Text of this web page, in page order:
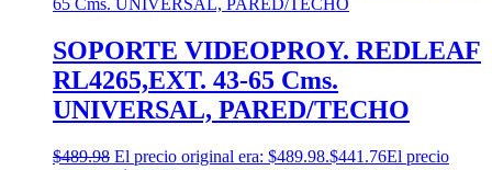
SOPORTE VIDEOPROY. REDLEAF
RL4265,EXT. 43-65 Cms.
UNIVERSAL, PARED/TECHO
$489.98 El precio original era: $489.98.$441.76El precio